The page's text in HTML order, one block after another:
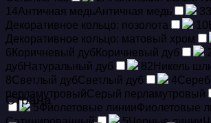
14Античная медьАнтичная медь
Декоративное кольцо: позолота
10
Декоративное кольцо: матовый хром
6 Коричневый дуб Коричневый дуб
дуб Натуральный дуб 82 Никель
8Светлый дубСветлый дуб 4
перламутровыйСерый перламутровый
5Фиолетовые линииФиолетовые
Страна